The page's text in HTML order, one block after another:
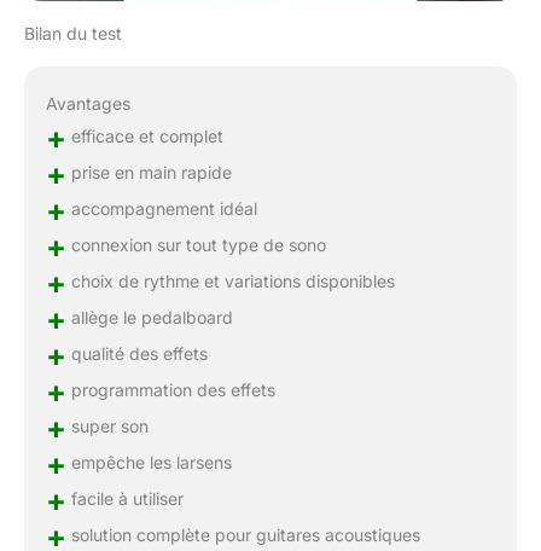
Bilan du test
Avantages
+ efficace et complet
+ prise en main rapide
+ accompagnement idéal
+ connexion sur tout type de sono
+ choix de rythme et variations disponibles
+ allège le pedalboard
+ qualité des effets
+ programmation des effets
+ super son
+ empêche les larsens
+ facile à utiliser
+ solution complète pour guitares acoustiques